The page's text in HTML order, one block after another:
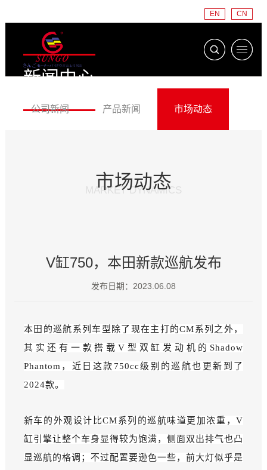
CN
EN
新闻中心
公司新闻
产品新闻 市场动态
市场动态
MARKET DYNAMICS
V缸750，本田新款巡航发布
发布日期：2023.06.08
本田的巡航系列车型除了现在主打的CM系列之外，
其实还有一款搭载V型双缸发动机的 Shadow
Phantom，近日这款750cc级别的巡航也更新到了
2024款。
新车的外观设计比CM系列的巡航味道更加浓重，V
缸引擎让整个车身显得较为饱满，侧面双出排气也凸
显巡航的格调； 不过配置要逊色一些，前大灯似乎是